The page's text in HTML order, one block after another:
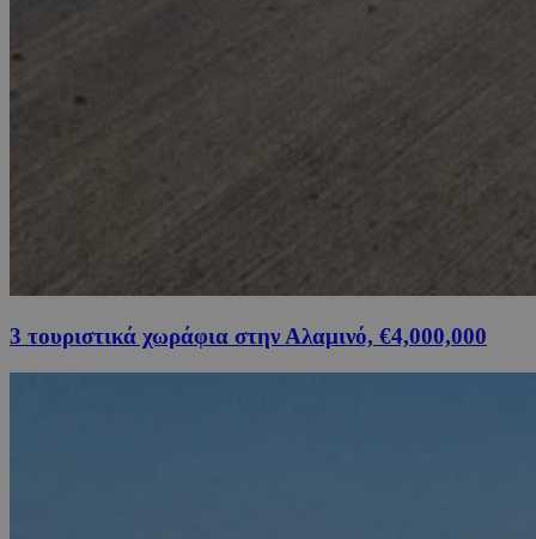
3 τουριστικά χωράφια στην Αλαμινό, €4,000,000